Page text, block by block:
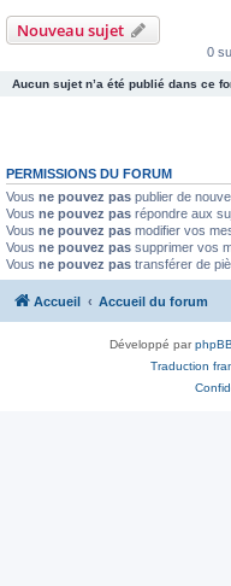
Nouveau sujet
0
Aucun sujet n’a été publié dans ce
PERMISSIONS DU FORUM
Vous ne pouvez pas publier de
Vous ne pouvez pas répondre aux
Vous ne pouvez pas modifier vos
Vous ne pouvez pas supprimer vos
Vous ne pouvez pas transférer de
Accueil Accueil du forum
Développé parphpBB
Traduction